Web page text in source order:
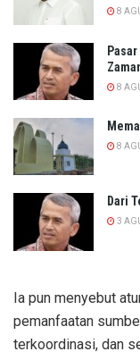
8
8
8
Dari
3
Ia pun menyebut
pemanfaatan
terkoordinasi, dan